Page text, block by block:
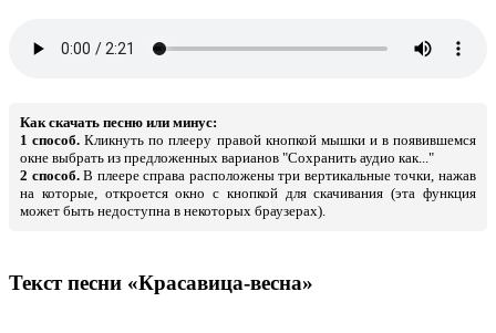
Как скачать песню или минус:
1 способ. Кликнуть по плееру правой кнопкой мышки и в появившемся
окне выбрать из предложенных варианов "Сохранить аудио как..."
2 способ.В плеере справа расположены три вертикальные точки, нажав
на которые, откроется окно с кнопкой для скачивания (эта функция
может быть недоступна в некоторых браузерах).
Текст песни «Красавица-весна»